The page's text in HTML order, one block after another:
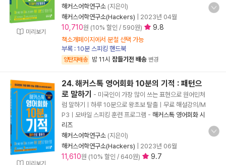
미리보기
해커스어학연구소 (지은이)
해커스어학연구소(Hackers)
2023년 04월
10,710원 (10% 할인 / 590원) 9.8
책소개페이지에서 분철 선택 가능
부록 : 10분 스피킹 핸드북
양탄자배송 밤 11시 잠들기전 배송 변경
미리보기
24. 해커스톡 영어회화 10분의 기적 : 패턴으
로 말하기
- 미국인이 가장 많이 쓰는 표현으로 원어민처
럼 말하기ㅣ하루 10분으로 왕초보 탈출ㅣ무료 해설강의/M
P3ㅣ모바일 스피킹 훈련 프로그램 - 해커스톡 영어회화 시
리즈
해커스어학연구소 (지은이)
해커스어학연구소(Hackers)
2023년 06월
11,610원 (10% 할인 / 640원) 9.7